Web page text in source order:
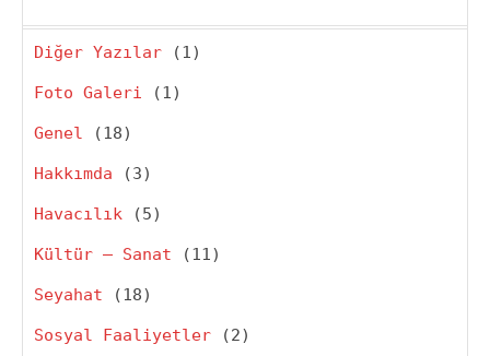
Diğer Yazılar (1)
Foto Galeri (1)
Genel (18)
Hakkımda (3)
Havacılık (5)
Kültür – Sanat (11)
Seyahat (18)
Sosyal Faaliyetler (2)